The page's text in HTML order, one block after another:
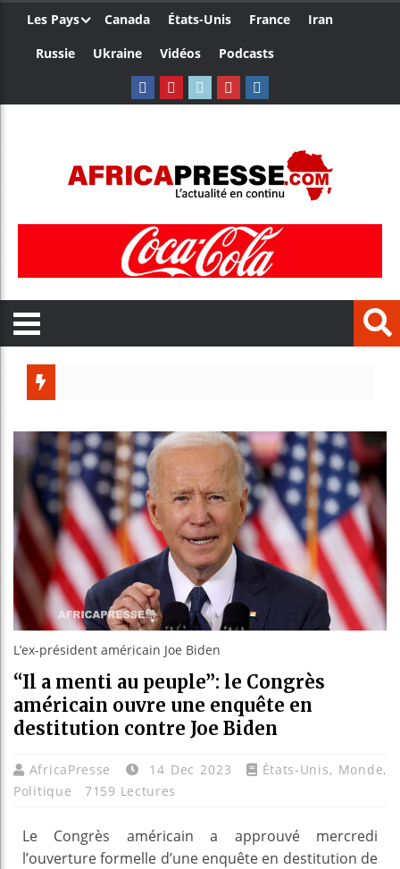
Les Pays Canada États-Unis France
Iran
Russie
Ukraine Vidéos Podcasts
Bénin :
Aliko
L’ex-président américain Joe Biden
“Il a menti au peuple”: le Congrès
américain ouvre une enquête en
destitution contre Joe Biden
AfricaPresse 14 Dec 2023 États-Unis, Monde,
Politique
7159 Lectures
Le Congrès américain a approuvé mercredi
l’ouverture formelle d’une enquête en destitution de